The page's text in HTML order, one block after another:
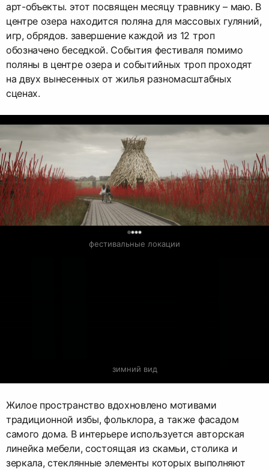
арт-объекты. этот посвящен месяцу травнику – маю. В
центре озера находится поляна для массовых гуляний,
игр, обрядов. завершение каждой из 12 троп
обозначено беседкой. События фестиваля помимо
поляны в центре озера и событийных троп проходят
на двух вынесенных от жилья разномасштабных
сценах.
фестивальные локации
зимний вид
Жилое пространство вдохновлено мотивами
традиционной избы, фольклора, а также фасадом
самого дома. В интерьере используется авторская
линейка мебели, состоящая из скамьи, столика и
зеркала, стеклянные элементы которых выполняют